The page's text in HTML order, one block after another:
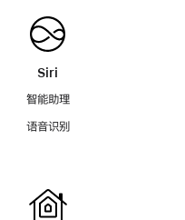
Siri
智能助理
语音识别